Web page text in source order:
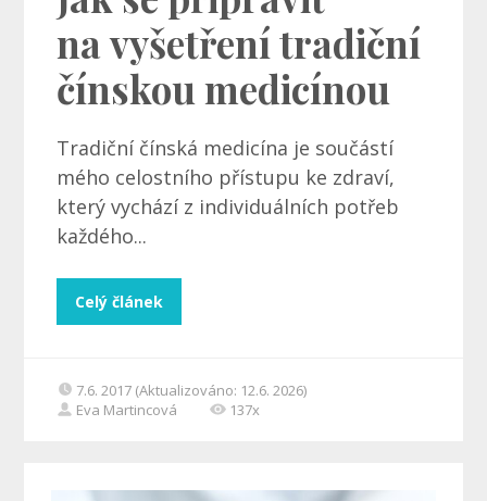
na vyšetření tradiční
čínskou medicínou
Tradiční čínská medicína je součástí
mého celostního přístupu ke zdraví,
který vychází z individuálních potřeb
každého...
Celý článek
7.6. 2017 (Aktualizováno: 12.6. 2026)
Eva Martincová
137x